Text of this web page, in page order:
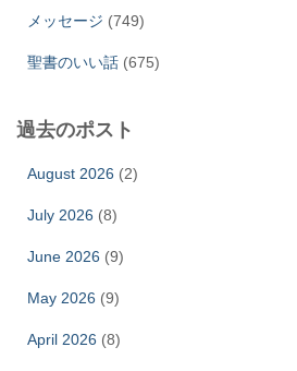
メッセージ (749)
聖書のいい話 (675)
過去のポスト
August 2026 (2)
July 2026 (8)
June 2026 (9)
May 2026 (9)
April 2026 (8)